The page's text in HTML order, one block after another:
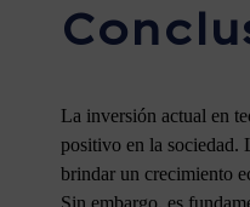
La inversión actual en
positivo en la sociedad.
brindar un crecimiento
Sin embargo, es